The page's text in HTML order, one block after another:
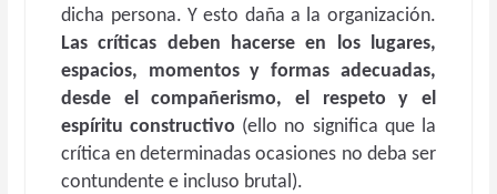
dicha persona. Y esto daña a la organización.
Las críticas deben hacerse en los lugares,
espacios, momentos y formas adecuadas,
desde el compañerismo, el respeto y el
espíritu constructivo (ello no significa que la
crítica en determinadas ocasiones no deba ser
contundente e incluso brutal).